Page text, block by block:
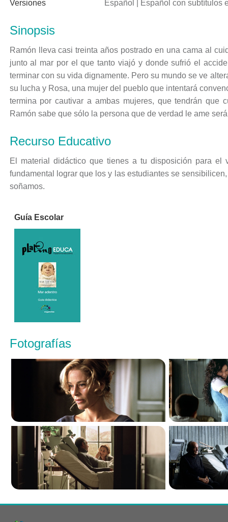
Versiones Español | Español con subtítulos
Sinopsis
Ramón lleva casi treinta años postrado en una cama al
junto al mar por el que tanto viajó y donde sufrió el
terminar con su vida dignamente. Pero su mundo se ve
su lucha y Rosa, una mujer del pueblo que intentará
termina por cautivar a ambas mujeres, que tendrán que
Ramón sabe que sólo la persona que de verdad le ame
Recurso Educativo
El material didáctico que tienes a tu disposición para
fundamental lograr que los y las estudiantes se
soñamos.
Guía Escolar
Fotografías